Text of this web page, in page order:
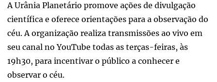
A Urânia Planetário promove ações de divulgação
científica e oferece orientações para a observação do
céu. A organização realiza transmissões ao vivo em
seu canal no YouTube todas as terças-feiras, às
19h30, para incentivar o público a conhecer e
observar o céu.